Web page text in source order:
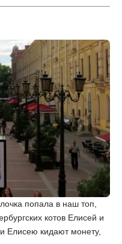
попала в наш топ,
котов Елисей и
Елисею кидают монету,